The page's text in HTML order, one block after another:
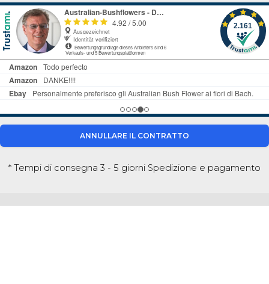
ANNULLARE IL CONTRATTO
* Tempi di consegna 3 - 5 giorni Spedizione e pagamento